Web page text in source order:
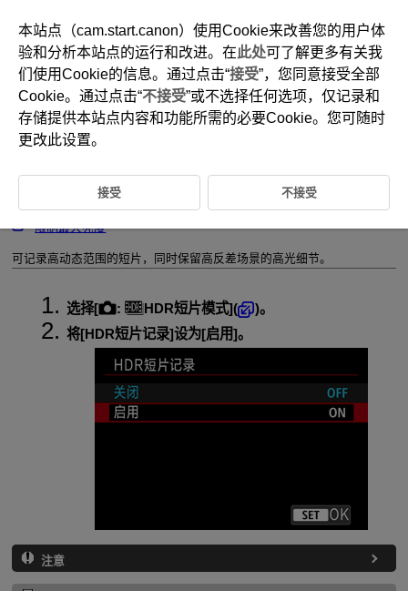
D388-082
HDR短片模式
限制最大亮度
可记录高动态范围的短片，同时保留高反差场景的高光细节。
选择[ : HDR短片模式](
)。
将[HDR短片记录]设为[启用]。
注意
本站点（cam.start.canon）使用Cookie来改善您的用户体
验和分析本站点的运行和改进。在此处可了解更多有关我
们使用Cookie的信息。通过点击“接受”，您同意接受全部
Cookie。通过点击“不接受”或不选择任何选项，仅记录和
存储提供本站点内容和功能所需的必要Cookie。您可随时
更改此设置。
接受 不接受